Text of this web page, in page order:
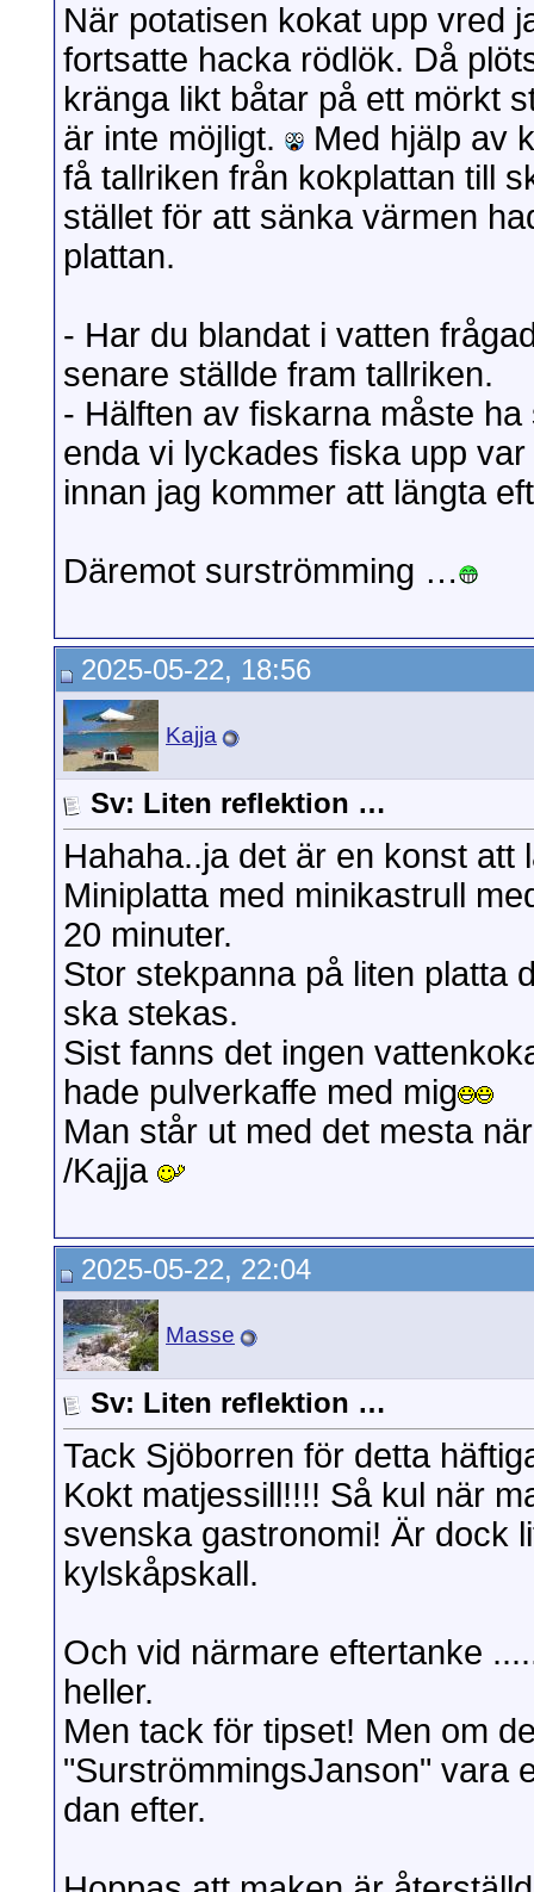
När potatisen kokat upp vred
fortsatte hacka rödlök. Då
kränga likt båtar på ett mörkt
är inte möjligt.
Med hjälp av
få tallriken från kokplattan till
stället för att sänka värmen
plattan.
- Har du blandat i vatten
senare ställde fram tallriken.
- Hälften av fiskarna måste
enda vi lyckades fiska upp
innan jag kommer att längta
Däremot surströmming …
2025-05-22, 18:56
Kajja
Sv: Liten reflektion …
Hahaha..ja det är en konst att
Miniplatta med minikastrull
20 minuter.
Stor stekpanna på liten platta
ska stekas.
Sist fanns det ingen
hade pulverkaffe med mig
Man står ut med det mesta
/Kajja
2025-05-22, 22:04
Masse
Sv: Liten reflektion …
Tack Sjöborren för detta
Kokt matjessill!!!! Så kul när
svenska gastronomi! Är dock
kylskåpskall.
Och vid närmare eftertanke
heller.
Men tack för tipset! Men om
"SurströmmingsJanson" vara
dan efter.